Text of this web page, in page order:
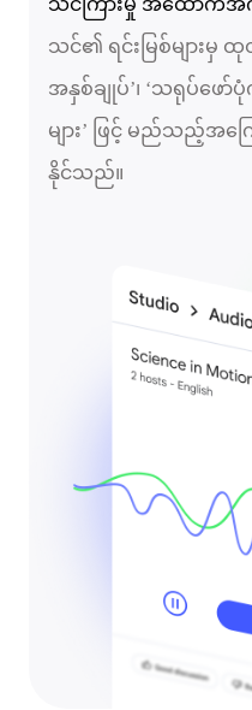
သင်ကြားမှု အထောက်အကူ
သင်၏ ရင်းမြစ်များမှ
အနှစ်ချုပ်’၊ ‘သရုပ်ဖော်
များ’ ဖြင့် မည်သည့်အ
နိုင်သည်။